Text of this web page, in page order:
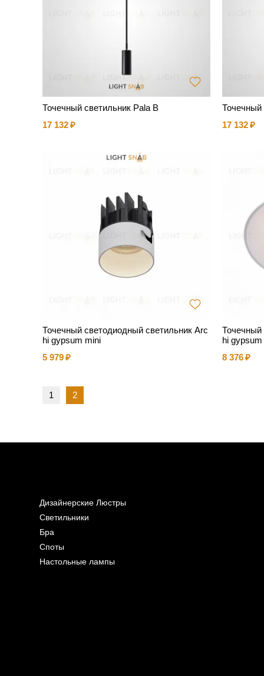
Точечный светильник Pala B
17 132
Точечный
17 132
Точечный светодиодный светильник Arc
hi gypsum mini
5 979
Точечный
hi gypsum
8 376
1 2
Дизайнерские Люстры
Светильники
Бра
Споты
Настольные лампы